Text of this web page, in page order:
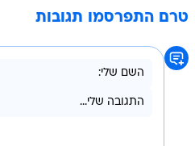
טרם התפרסמו תגובות